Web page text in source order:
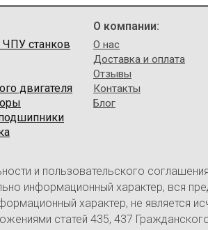
станков
двигателя
О компании:
О нас
Доставка и оплата
Отзывы
Контакты
Блог
и пользовательского
информационный характер, вся
характер, не является
статей 435, 437